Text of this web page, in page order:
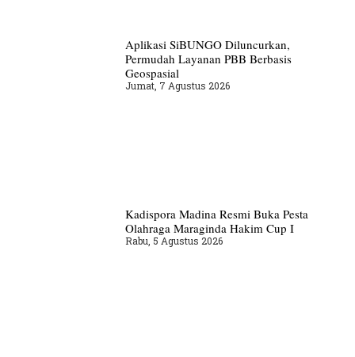
Aplikasi SiBUNGO Diluncurkan,
Permudah Layanan PBB Berbasis
Geospasial
Jumat, 7 Agustus 2026
Kadispora Madina Resmi Buka Pesta
Olahraga Maraginda Hakim Cup I
Rabu, 5 Agustus 2026